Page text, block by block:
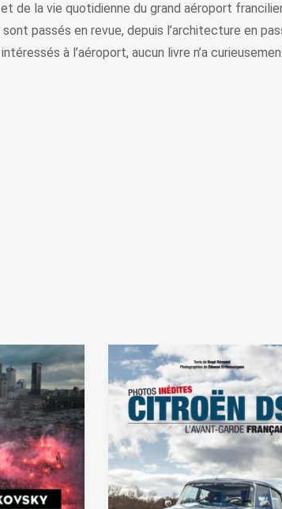
de la vie quotidienne du grand aéroport
passés en revue, depuis l’architecture en
à l’aéroport, aucun livre n’a